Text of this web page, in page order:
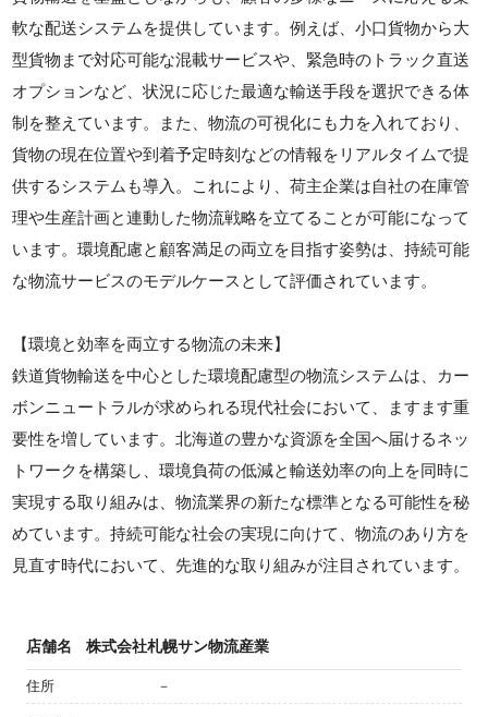
軟な配送システムを提供しています。例えば、小口貨物から大
型貨物まで対応可能な混載サービスや、緊急時のトラック直送
オプションなど、状況に応じた最適な輸送手段を選択できる体
制を整えています。また、物流の可視化にも力を入れており、
貨物の現在位置や到着予定時刻などの情報をリアルタイムで提
供するシステムも導入。これにより、荷主企業は自社の在庫管
理や生産計画と連動した物流戦略を立てることが可能になって
います。環境配慮と顧客満足の両立を目指す姿勢は、持続可能
な物流サービスのモデルケースとして評価されています。
【環境と効率を両立する物流の未来】
鉄道貨物輸送を中心とした環境配慮型の物流システムは、カー
ボンニュートラルが求められる現代社会において、ますます重
要性を増しています。北海道の豊かな資源を全国へ届けるネッ
トワークを構築し、環境負荷の低減と輸送効率の向上を同時に
実現する取り組みは、物流業界の新たな標準となる可能性を秘
めています。持続可能な社会の実現に向けて、物流のあり方を
見直す時代において、先進的な取り組みが注目されています。
店舗名 株式会社札幌サン物流産業
住所 －